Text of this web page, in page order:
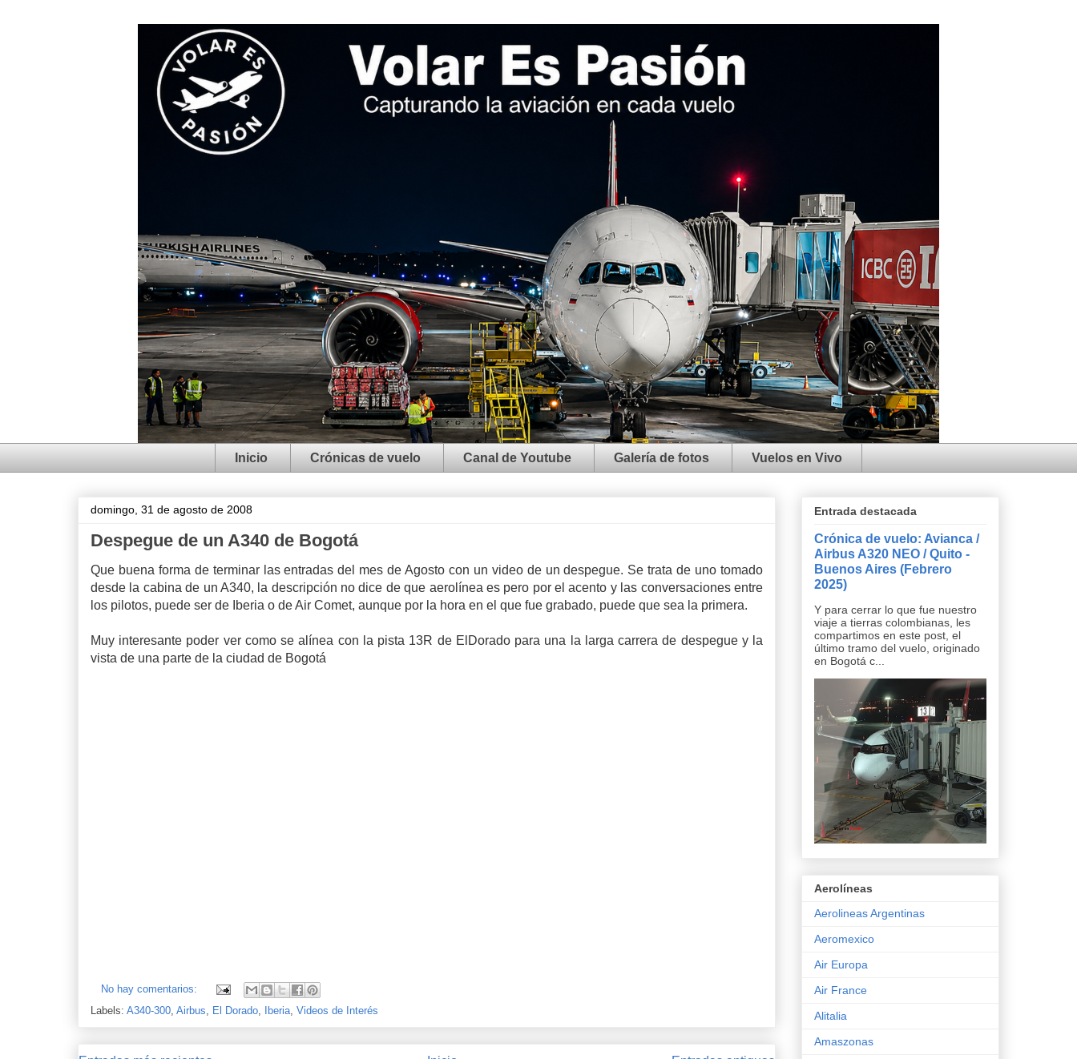
Inicio Crónicas de vuelo Canal de Youtube Galería de fotos Vuelos en Vivo
domingo, 31 de agosto de 2008
Despegue de un A340 de Bogotá
Que buena forma de terminar las entradas del mes de Agosto con un video de un despegue. Se trata de uno tomado
desde la cabina de un A340, la descripción no dice de que aerolínea es pero por el acento y las conversaciones entre
los pilotos, puede ser de Iberia o de Air Comet, aunque por la hora en el que fue grabado, puede que sea la primera.
Muy interesante poder ver como se alínea con la pista 13R de ElDorado para una la larga carrera de despegue y la
vista de una parte de la ciudad de Bogotá
No hay comentarios:
Labels: A340-300, Airbus, El Dorado, Iberia, Videos de Interés
Entrada destacada
Crónica de vuelo: Avianca /
Airbus A320 NEO / Quito -
Buenos Aires (Febrero
2025)
Y para cerrar lo que fue nuestro
viaje a tierras colombianas, les
compartimos en este post, el
último tramo del vuelo, originado
en Bogotá c...
Aerolíneas
Aerolineas Argentinas
Aeromexico
Air Europa
Air France
Alitalia
Amaszonas